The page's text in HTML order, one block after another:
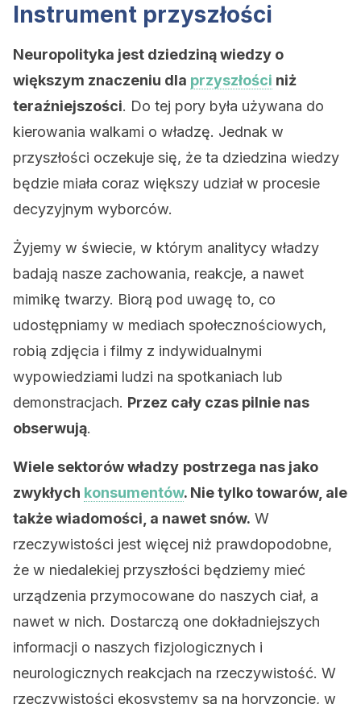
Instrument przyszłości
Neuropolityka jest dziedziną wiedzy o
większym znaczeniu dla przyszłości niż
teraźniejszości. Do tej pory była używana do
kierowania walkami o władzę. Jednak w
przyszłości oczekuje się, że ta dziedzina wiedzy
będzie miała coraz większy udział w procesie
decyzyjnym wyborców.
Żyjemy w świecie, w którym analitycy władzy
badają nasze zachowania, reakcje, a nawet
mimikę twarzy. Biorą pod uwagę to, co
udostępniamy w mediach społecznościowych,
robią zdjęcia i filmy z indywidualnymi
wypowiedziami ludzi na spotkaniach lub
demonstracjach. Przez cały czas pilnie nas
obserwują.
Wiele sektorów władzy postrzega nas jako
zwykłych konsumentów. Nie tylko towarów, ale
także wiadomości, a nawet snów. W
rzeczywistości jest więcej niż prawdopodobne,
że w niedalekiej przyszłości będziemy mieć
urządzenia przymocowane do naszych ciał, a
nawet w nich. Dostarczą one dokładniejszych
informacji o naszych fizjologicznych i
neurologicznych reakcjach na rzeczywistość. W
rzeczywistości ekosystemy są na horyzoncie, w